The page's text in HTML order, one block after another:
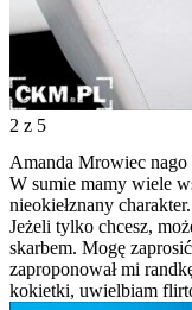
2 z 5
Amanda Mrowiec
W sumie mamy wiele
nieokiełznany
Jeżeli tylko chcesz,
skarbem. Mogę
zaproponował mi
kokietki, uwielbiam